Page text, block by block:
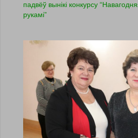
падвёў вынікі конкурсу
рукамі”